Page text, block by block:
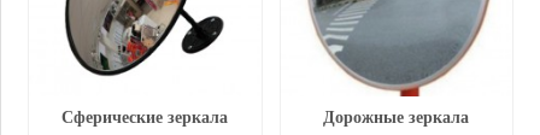
Сферические зеркала Дорожные зеркала